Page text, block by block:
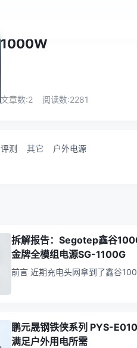
1000W
文章数:2 阅读数:2281
评测 其它
户外电源
拆解报告：Segotep鑫谷
金牌全模组电源SG-1100G
前言 近期充电头网拿到了鑫谷1000W昆仑MU-1000G冰山版电源酷黑款，
鹏元晟钢铁侠系列 PYS-
满足户外用电所需